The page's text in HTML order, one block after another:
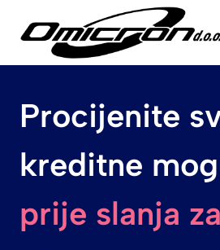
Procijenite
kreditne
prije slanja